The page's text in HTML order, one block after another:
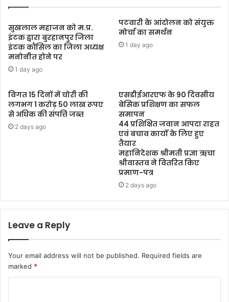
सुखलाल महाजन को म.प्र.
इंटक द्वारा बुरहानपुर जिला
इंटक कौंसिल का जिला अध्यक्ष
मनोनीत होने पर
1 day ago
पटवारी के आंदोलन को संयुक्त
मोर्चा का समर्थन
1 day ago
विगत 15 दिनों में चोरी की
लगभग 1 करोड़ 50 लाख रूपए
से अधिक की संपत्ति जब्‍त
2 days ago
एसडीईआरएफ के 90 दिवसीय
बेसिक प्रशिक्षण का सफल
समापन
44 प्रशिक्षित जवान आपदा राहत
एवं बचाव कार्यों के लिए हुए
तैयार
महानिदेशक श्रीमती प्रज्ञा ऋचा
श्रीवास्तव ने वितरित किए
प्रमाण-पत्र
2 days ago
Leave a Reply
Your email address will not be published. Required fields are
marked *